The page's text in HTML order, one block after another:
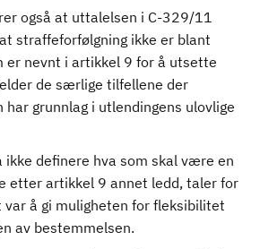
også at uttalelsen i C-329/11
straffeforfølgning ikke er blant
er nevnt i artikkel 9 for å utsette
de særlige tilfellene der
grunnlag i utlendingens ulovlige
ikke definere hva som skal være en
etter artikkel 9 annet ledd, taler for
å gi muligheten for fleksibilitet
av bestemmelsen.